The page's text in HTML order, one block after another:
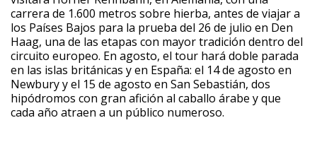
carrera de 1.600 metros sobre hierba, antes de viajar a
los Países Bajos para la prueba del 26 de julio en Den
Haag, una de las etapas con mayor tradición dentro del
circuito europeo. En agosto, el tour hará doble parada
en las islas británicas y en España: el 14 de agosto en
Newbury y el 15 de agosto en San Sebastián, dos
hipódromos con gran afición al caballo árabe y que
cada año atraen a un público numeroso.